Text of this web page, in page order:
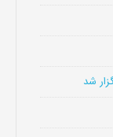
شد